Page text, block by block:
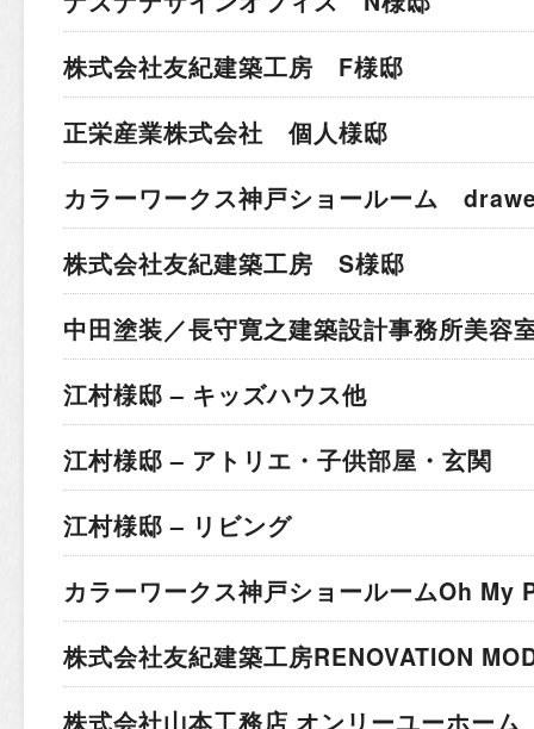
株式会社友紀建築工房 F様邸
正栄産業株式会社 個人様邸
カラーワークス神戸ショールーム
株式会社友紀建築工房 S様邸
中田塗装／長守寛之建築設計事務所美容
江村様邸 – キッズハウス他
江村様邸 – アトリエ・子供部屋・玄関
江村様邸 – リビング
カラーワークス神戸ショールームOh My
株式会社友紀建築工房RENOVATION
株式会社山本工務店 オンリーユーホー